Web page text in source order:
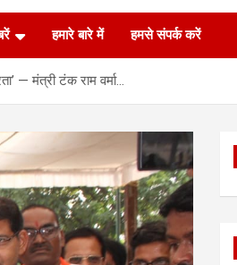
हमारे बारे में हमसे संपर्क करें
— मंत्री टंक राम वर्मा…